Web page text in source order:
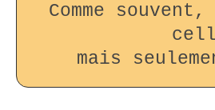
Comme
mais